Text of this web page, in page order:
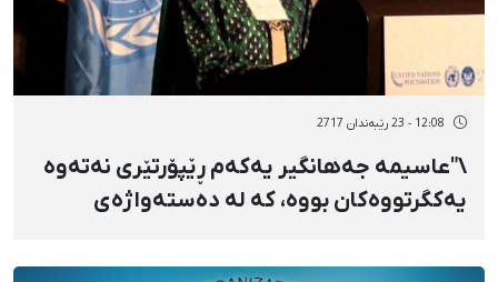
12:08 - 23 رێبەندان 2717
\"عاسیمە جەهانگیر یەکەم ڕێپۆرتێری نەتەوە
یەکگرتووەکان بووە، کە لە دەستەواژەی